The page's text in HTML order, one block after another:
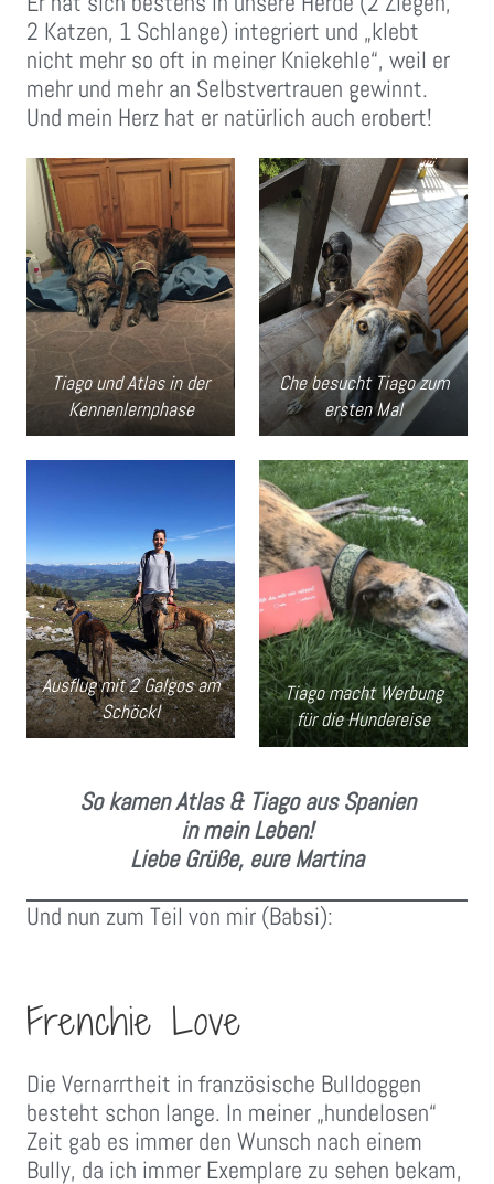
2 Katzen, 1 Schlange) integriert und „klebt
nicht mehr so oft in meiner Kniekehle“, weil er
mehr und mehr an Selbstvertrauen gewinnt.
Und mein Herz hat er natürlich auch erobert!
Tiago und Atlas in der
Kennenlernphase
Che besucht Tiago zum
ersten Mal
Ausflug mit 2 Galgos am
Schöckl
Tiago macht Werbung
für die Hundereise
So kamen Atlas & Tiago aus Spanien
in mein Leben!
Liebe Grüße, eure Martina
Und nun zum Teil von mir (Babsi):
Frenchie Love
Die Vernarrtheit in französische Bulldoggen
besteht schon lange. In meiner „hundelosen“
Zeit gab es immer den Wunsch nach einem
Bully, da ich immer Exemplare zu sehen bekam,